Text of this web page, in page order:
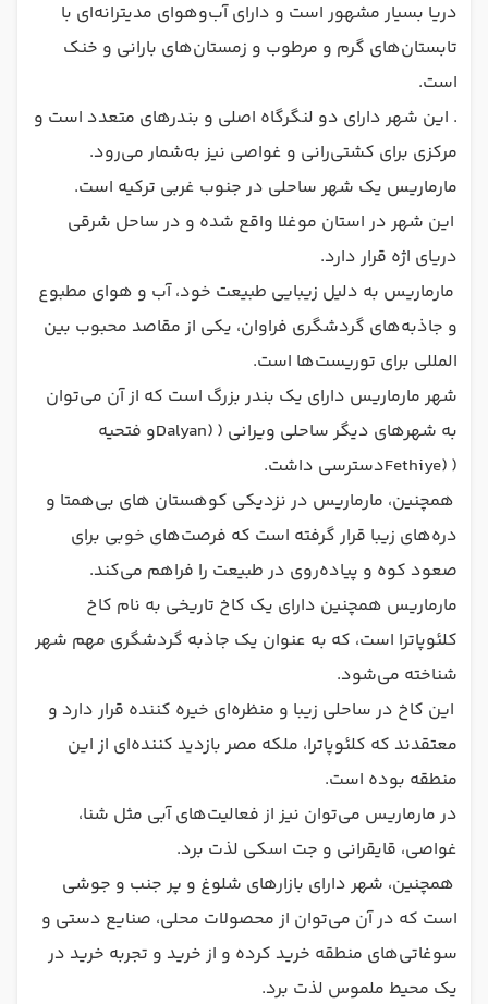
دریا بسیار مشهور است و دارای آب‌وهوای مدیترانه‌ای با
تابستان‌های گرم و مرطوب و زمستان‌های بارانی و خنک
است.
. این شهر دارای دو لنگرگاه اصلی و بندرهای متعدد است و
مرکزی برای کشتی‌رانی و غواصی نیز به‌شمار می‌رود.
مارماریس یک شهر ساحلی در جنوب غربی ترکیه است.
این شهر در استان موغلا واقع شده و در ساحل شرقی
دریای اژه قرار دارد.
مارماریس به دلیل زیبایی طبیعت خود، آب و هوای مطبوع
و جاذبه‌های گردشگری فراوان، یکی از مقاصد محبوب بین
المللی برای توریست‌ها است.
شهر مارماریس دارای یک بندر بزرگ است که از آن می‌توان
به شهرهای دیگر ساحلی ویرانی ( Dalyan)و فتحیه
(
Fethiye)دسترسی داشت.
همچنین، مارماریس در نزدیکی کوهستان های بی‌همتا و
دره‌های زیبا قرار گرفته است که فرصت‌های خوبی برای
صعود کوه و پیاده‌روی در طبیعت را فراهم می‌کند.
مارماریس همچنین دارای یک کاخ تاریخی به نام کاخ
کلئوپاترا است، که به عنوان یک جاذبه گردشگری مهم شهر
شناخته می‌شود.
این کاخ در ساحلی زیبا و منظره‌ای خیره کننده قرار دارد و
معتقدند که کلئوپاترا، ملکه مصر بازدید کننده‌ای از این
منطقه بوده است.
در مارماریس می‌توان نیز از فعالیت‌های آبی مثل شنا،
غواصی، قایقرانی و جت اسکی لذت برد.
همچنین، شهر دارای بازارهای شلوغ و پر جنب و جوشی
است که در آن می‌توان از محصولات محلی، صنایع دستی و
سوغاتی‌های منطقه خرید کرده و از خرید و تجربه خرید در
یک محیط ملموس لذت برد.